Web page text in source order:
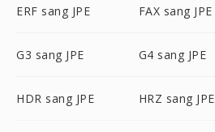
ERF sang JPE FAX sang JPE
G3 sang JPE G4 sang JPE
HDR sang JPE HRZ sang JPE